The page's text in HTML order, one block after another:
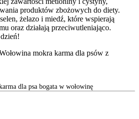
produktów zbożowych do diety.
żelazo i miedź, które wspierają
oraz działają przeciwutleniająco.
mokra karma dla psów z
dla psa bogata w wołowinę